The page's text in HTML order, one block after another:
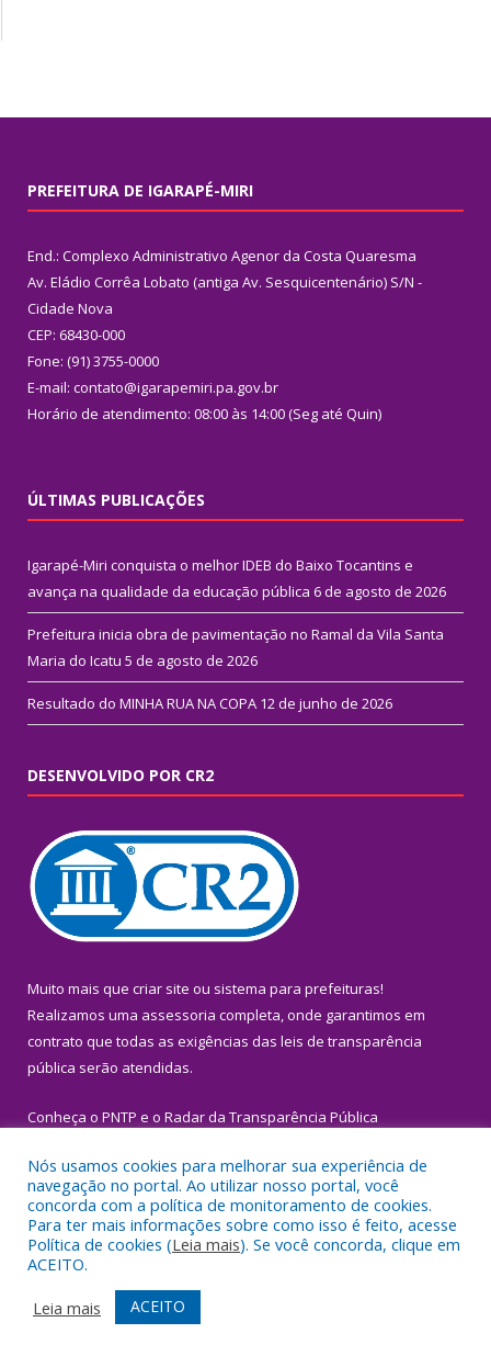
PREFEITURA DE IGARAPÉ-MIRI
End.: Complexo Administrativo Agenor da Costa Quaresma
Av. Eládio Corrêa Lobato (antiga Av. Sesquicentenário) S/N -
Cidade Nova
CEP: 68430-000
Fone: (91) 3755-0000
E-mail: contato@igarapemiri.pa.gov.br
Horário de atendimento: 08:00 às 14:00 (Seg até Quin)
ÚLTIMAS PUBLICAÇÕES
Igarapé-Miri conquista o melhor IDEB do Baixo Tocantins e
avança na qualidade da educação pública 6 de agosto de 2026
Prefeitura inicia obra de pavimentação no Ramal da Vila Santa
Maria do Icatu 5 de agosto de 2026
Resultado do MINHA RUA NA COPA 12 de junho de 2026
DESENVOLVIDO POR CR2
Muito mais que criar site ou sistema para prefeituras!
Realizamos uma assessoria completa, onde garantimos em
contrato que todas as exigências das leis de transparência
pública serão atendidas.
Conheça o PNTP e o Radar da Transparência Pública
Todos os direitos reservados a Prefeitura Municipal de Igarapé-
Miri.
Mapa do Site
Acessar Área Administrativa
Acessar Webmail
Nós usamos cookies para melhorar sua experiência de
navegação no portal. Ao utilizar nosso portal, você
concorda com a política de monitoramento de cookies.
Para ter mais informações sobre como isso é feito, acesse
Política de cookies (Leia mais). Se você concorda, clique em
ACEITO.
Leia mais
ACEITO